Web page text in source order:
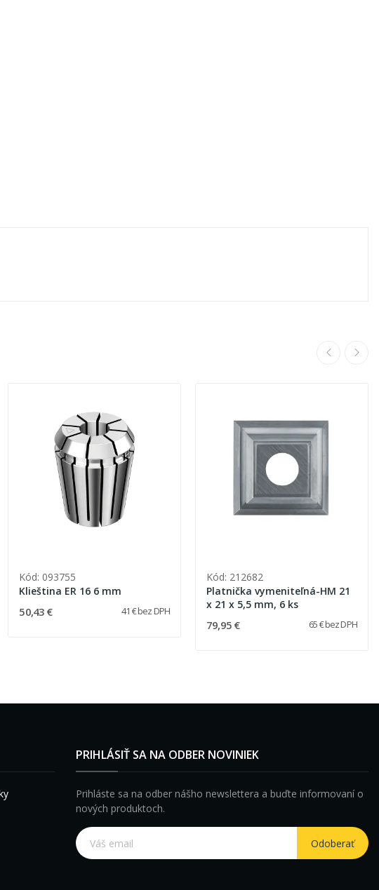
Kód: 093755
Klieština ER 16 6 mm
50,43 € 41 € bez DPH
Kód: 212682
Platnička vymeniteľná-HM 21
x 21 x 5,5 mm, 6 ks
79,95 € 65 € bez DPH
PRIHLÁSIŤ SA NA ODBER NOVINIEK
Prihláste sa na odber nášho newslettera a buďte informovaní o
nových produktoch.
Odoberať